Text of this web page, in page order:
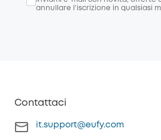
annullare l’iscrizione in qualsiasi
Contattaci
it.support@eufy.com